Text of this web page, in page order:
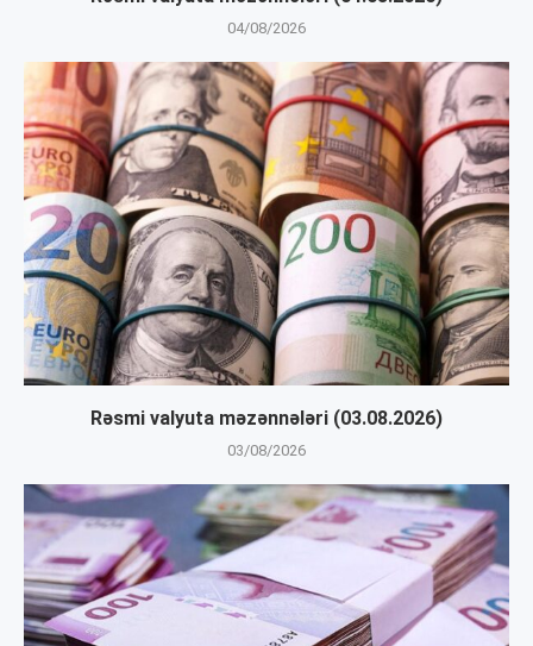
04/08/2026
Rəsmi valyuta məzənnələri (03.08.2026)
03/08/2026